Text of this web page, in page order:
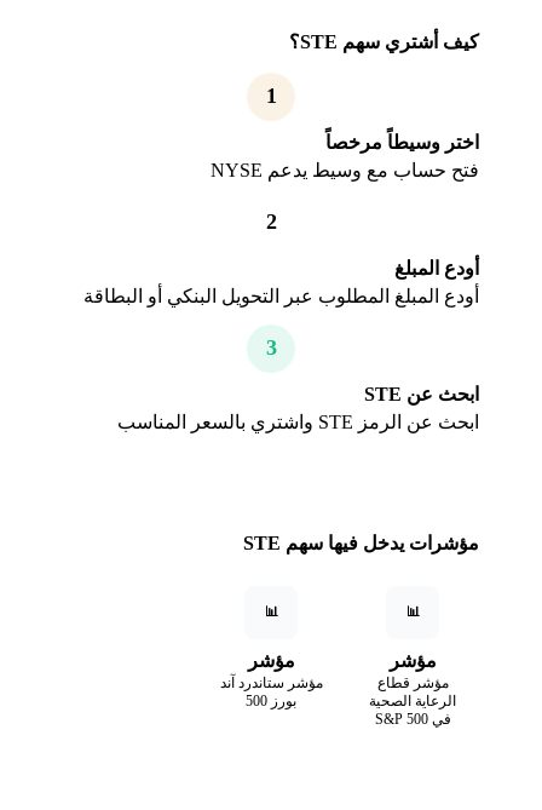
كيف أشتري سهم STE؟
1
اختر وسيطاً مرخصاً
فتح حساب مع وسيط يدعم NYSE
2
أودع المبلغ
أودع المبلغ المطلوب عبر التحويل البنكي أو البطاقة
3
ابحث عن STE
ابحث عن الرمز STE واشتري بالسعر المناسب
مؤشرات يدخل فيها سهم STE
📊
مؤشر
مؤشر قطاع
الرعاية الصحية
في S&P 500
📊
مؤشر
مؤشر ستاندرد آند
بورز 500